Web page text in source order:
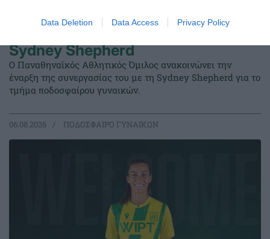
Data Deletion Data Access Privacy Policy
Με το τριφύλλι στο στήθος η
Sydney Shepherd
Ο Παναθηναϊκός Αθλητικός Όμιλος ανακοινώνει την
έναρξη της συνεργασίας του με τη Sydney Shepherd για το
τμήμα ποδοσφαίρου γυναικών.
06.08.2026 ΠΟΔΟΣΦΑΙΡΟ ΓΥΝΑΙΚΩΝ